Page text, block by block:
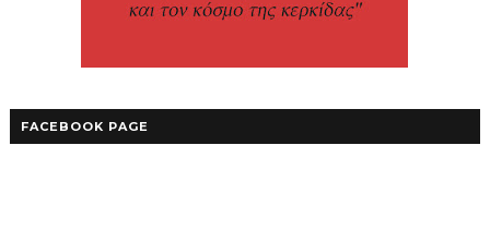
FACEBOOK PAGE